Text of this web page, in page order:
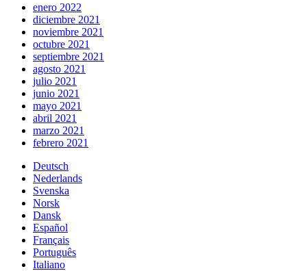
enero 2022
diciembre 2021
noviembre 2021
octubre 2021
septiembre 2021
agosto 2021
julio 2021
junio 2021
mayo 2021
abril 2021
marzo 2021
febrero 2021
Deutsch
Nederlands
Svenska
Norsk
Dansk
Español
Français
Português
Italiano